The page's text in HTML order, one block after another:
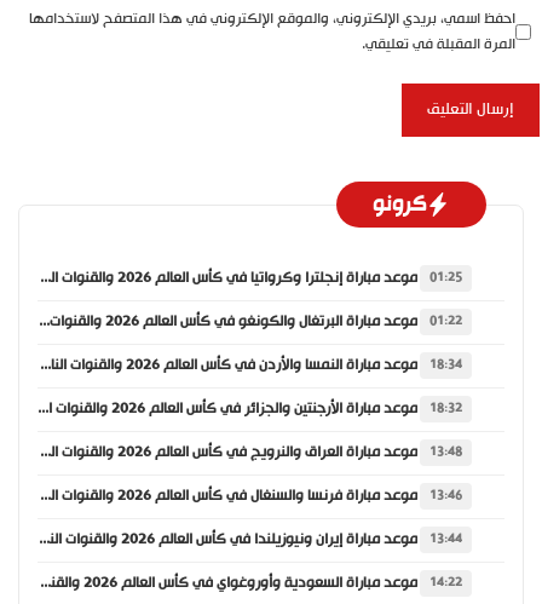
احفظ اسمي، بريدي الإلكتروني، والموقع الإلكتروني في هذا المتصفح لاستخدامها
المرة المقبلة في تعليقي.
كرونو
01:25 موعد مباراة إنجلترا وكرواتيا في كأس العالم 2026 والقنوات الناقلة
01:22 موعد مباراة البرتغال والكونغو في كأس العالم 2026 والقنوات الناقلة
18:34 موعد مباراة النمسا والأردن في كأس العالم 2026 والقنوات الناقلة
18:32 موعد مباراة الأرجنتين والجزائر في كأس العالم 2026 والقنوات الناقلة
13:48 موعد مباراة العراق والنرويج في كأس العالم 2026 والقنوات الناقلة
13:46 موعد مباراة فرنسا والسنغال في كأس العالم 2026 والقنوات الناقلة
13:44 موعد مباراة إيران ونيوزيلندا في كأس العالم 2026 والقنوات الناقلة
14:22 موعد مباراة السعودية وأوروغواي في كأس العالم 2026 والقنوات الناقلة